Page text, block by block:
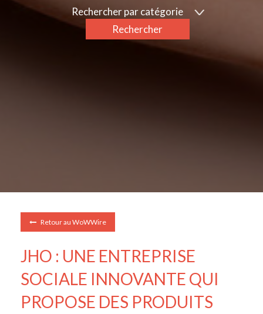
Rechercher par catégorie
Rechercher
Retour au WoWWire
JHO : UNE ENTREPRISE
SOCIALE INNOVANTE QUI
PROPOSE DES PRODUITS